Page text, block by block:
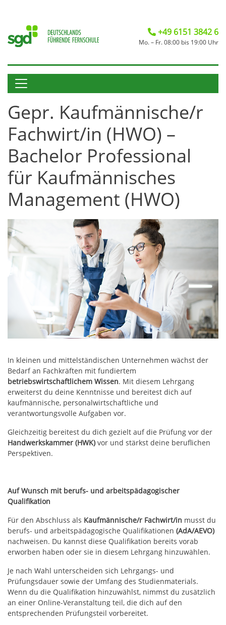
+49 6151 3842 6
Mo. – Fr. 08:00 bis 19:00 Uhr
Gepr. Kaufmännische/r
Fachwirt/in (HWO) –
Bachelor Professional
für Kaufmännisches
Management (HWO)
In kleinen und mittelständischen Unternehmen wächst der
Bedarf an Fachkräften mit fundiertem
betriebswirtschaftlichem Wissen. Mit diesem Lehrgang
erweiterst du deine Kenntnisse und bereitest dich auf
kaufmännische, personalwirtschaftliche und
verantwortungsvolle Aufgaben vor.
Gleichzeitig bereitest du dich gezielt auf die Prüfung vor der
Handwerkskammer (HWK) vor und stärkst deine beruflichen
Perspektiven.
Auf Wunsch mit berufs- und arbeitspädagogischer
Qualifikation
Für den Abschluss als Kaufmännische/r Fachwirt/in musst du
berufs- und arbeitspädagogische Qualifikationen (AdA/AEVO)
nachweisen. Du kannst diese Qualifikation bereits vorab
erworben haben oder sie in diesem Lehrgang hinzuwählen.
Je nach Wahl unterscheiden sich Lehrgangs- und
Prüfungsdauer sowie der Umfang des Studienmaterials.
Wenn du die Qualifikation hinzuwählst, nimmst du zusätzlich
an einer Online-Veranstaltung teil, die dich auf den
entsprechenden Prüfungsteil vorbereitet.